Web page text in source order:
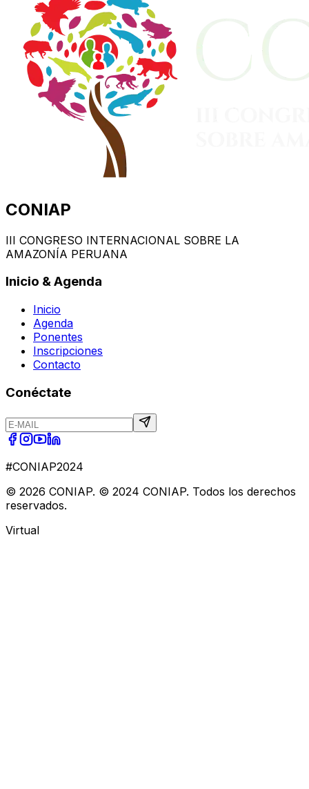
CONIAP
III CONGRESO INTERNACIONAL SOBRE LA
AMAZONÍA PERUANA
Inicio &Agenda
Inicio
Agenda
Ponentes
Inscripciones
Contacto
Conéctate
#CONIAP2024
© 2026 CONIAP. © 2024 CONIAP. Todos los derechos
reservados.
Virtual